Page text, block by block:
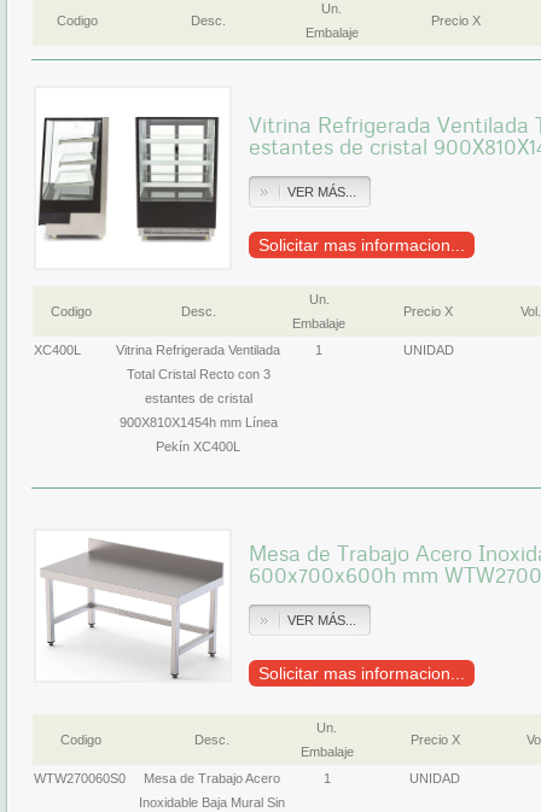
Codigo Desc.
Un.
Embalaje
Precio X
Vitrina Refrigerada Ventilada
estantes de cristal
VER MÁS...
Solicitar mas informacion...
Codigo Desc.
Un.
Embalaje
Precio X Vol.
XC400L
Vitrina Refrigerada Ventilada
Total Cristal Recto con 3
estantes de cristal
900X810X1454h mm Línea
Pekín XC400L
1 UNIDAD
Mesa de Trabajo Acero
600x700x600h mm
VER MÁS...
Solicitar mas informacion...
Codigo Desc.
Un.
Embalaje
Precio X
WTW270060S0
Mesa de Trabajo Acero
Inoxidable Baja Mural Sin
1 UNIDAD